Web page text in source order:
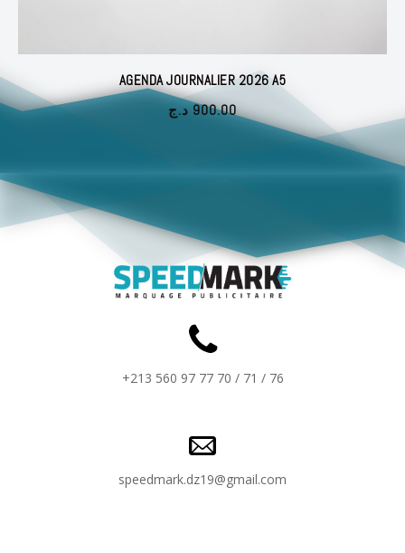
AGENDA JOURNALIER 2026 A5
900.00 د.ج
+213 560 97 77 70 / 71 / 76
speedmark.dz19@gmail.com